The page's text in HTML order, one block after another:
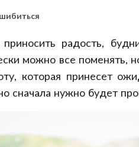
радость,
можно все
которая принесет
сначала нужно будет